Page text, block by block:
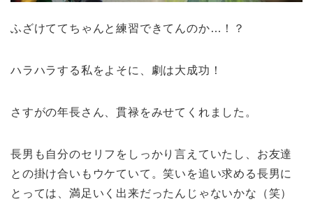
ふざけててちゃんと練習できてんのか…！？
ハラハラする私をよそに、劇は大成功！
さすがの年長さん、貫禄をみせてくれました。
長男も自分のセリフをしっかり言えていたし、お友達
との掛け合いもウケていて。笑いを追い求める長男に
とっては、満足いく出来だったんじゃないかな（笑）